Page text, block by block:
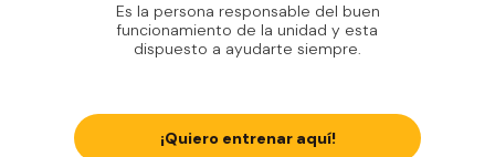
Es la persona responsable del buen
funcionamiento de la unidad y esta
dispuesto a ayudarte siempre.
¡Quiero entrenar aquí!